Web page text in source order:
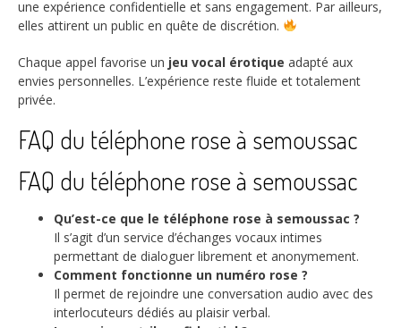
une expérience confidentielle et sans engagement. Par ailleurs,
elles attirent un public en quête de discrétion.
Chaque appel favorise un jeu vocal érotique adapté aux
envies personnelles. L’expérience reste fluide et totalement
privée.
FAQ du téléphone rose à semoussac
FAQ du téléphone rose à semoussac
Qu’est-ce que le téléphone rose à semoussac ?
Il s’agit d’un service d’échanges vocaux intimes
permettant de dialoguer librement et anonymement.
Comment fonctionne un numéro rose ?
Il permet de rejoindre une conversation audio avec des
interlocuteurs dédiés au plaisir verbal.